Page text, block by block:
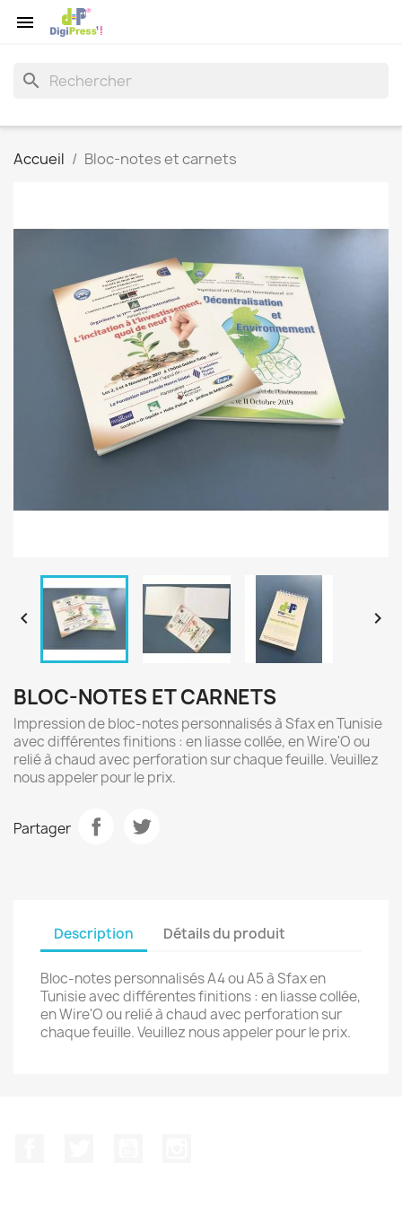

search
Accueil Bloc-notes et carnets
 
BLOC-NOTES ET CARNETS
Impression de bloc-notes personnalisés à Sfax en Tunisie
avec différentes finitions : en liasse collée, en Wire'O ou
relié à chaud avec perforation sur chaque feuille. Veuillez
nous appeler pour le prix.
Partager
Description Détails du produit
Bloc-notes personnalisés A4 ou A5 à Sfax en
Tunisie avec différentes finitions : en liasse collée,
en Wire'O ou relié à chaud avec perforation sur
chaque feuille. Veuillez nous appeler pour le prix.